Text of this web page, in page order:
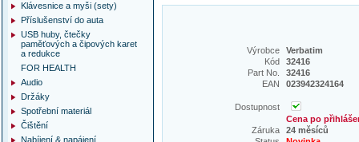
Výrobce
Verbatim
Kód
32416
Part No.
32416
EAN
023942324164
Dostupnost
Cena po
Záruka
24 měsíců
Klávesnice a myši (sety)
Příslušenství do auta
USB huby, čtečky
paměťových a čipových karet
a redukce
FOR HEALTH
Audio
Držáky
Spotřební materiál
Čištění
Nabíjení & napájení